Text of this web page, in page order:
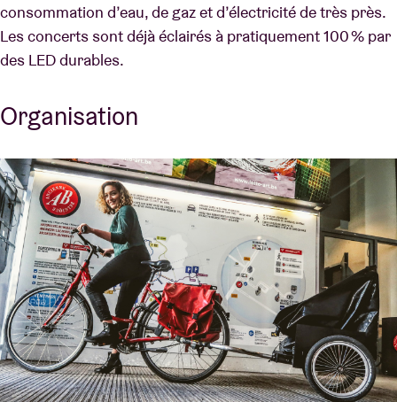
consommation d’eau, de gaz et d’électricité de très près.
Les concerts sont déjà éclairés à pratiquement 100 % par
des LED durables.
Organisation